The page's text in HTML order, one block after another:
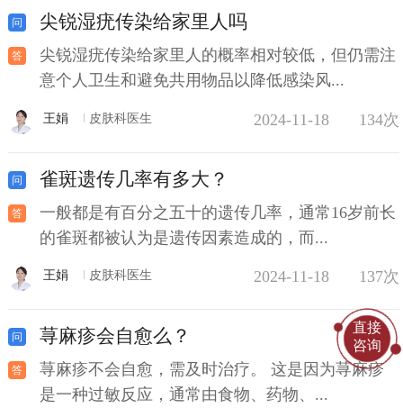
尖锐湿疣传染给家里人吗
尖锐湿疣传染给家里人的概率相对较低，但仍需注
意个人卫生和避免共用物品以降低感染风...
王娟 皮肤科医生 2024-11-18 134次
雀斑遗传几率有多大？
一般都是有百分之五十的遗传几率，通常16岁前长
的雀斑都被认为是遗传因素造成的，而...
王娟 皮肤科医生 2024-11-18 137次
荨麻疹会自愈么？
荨麻疹不会自愈，需及时治疗。 这是因为荨麻疹
是一种过敏反应，通常由食物、药物、...
直接
咨询